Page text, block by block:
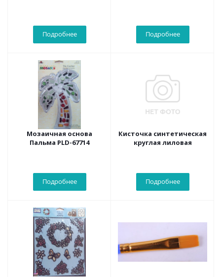
Подробнее Подробнее
Мозаичная основа
Пальма PLD-67714
Подробнее
Кисточка синтетическая
круглая лиловая
Подробнее